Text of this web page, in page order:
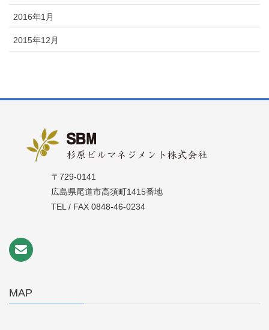
2016年1月
2015年12月
〒729-0141
広島県尾道市高須町1415番地
TEL / FAX 0848-46-0234
MAP